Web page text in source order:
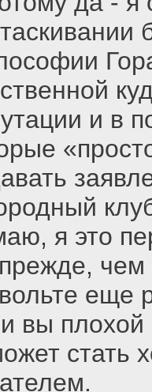
и в
я это
еще
вы плохой
стать